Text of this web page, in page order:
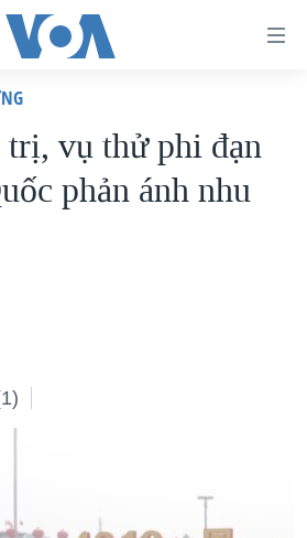
vụ thử phi đạn
phản ánh nhu